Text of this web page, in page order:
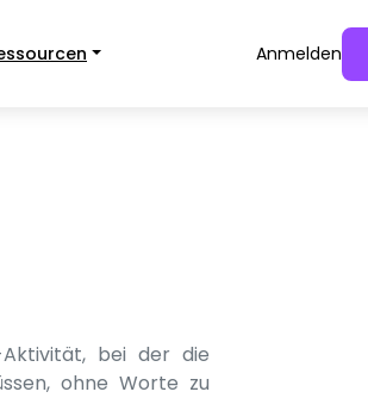
Anmelden
bei der die
ohne Worte zu